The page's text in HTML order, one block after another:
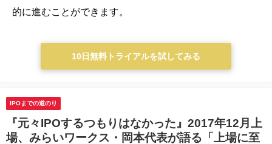
的に進むことができます。
10日無料トライアルを試してみる
IPOまでの道のり
『元々IPOするつもりはなかった』2017年12月上
場、みらいワークス・岡本代表が語る「上場に至